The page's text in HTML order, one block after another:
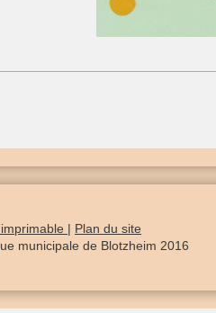
| Plan du site
municipale de Blotzheim 2016